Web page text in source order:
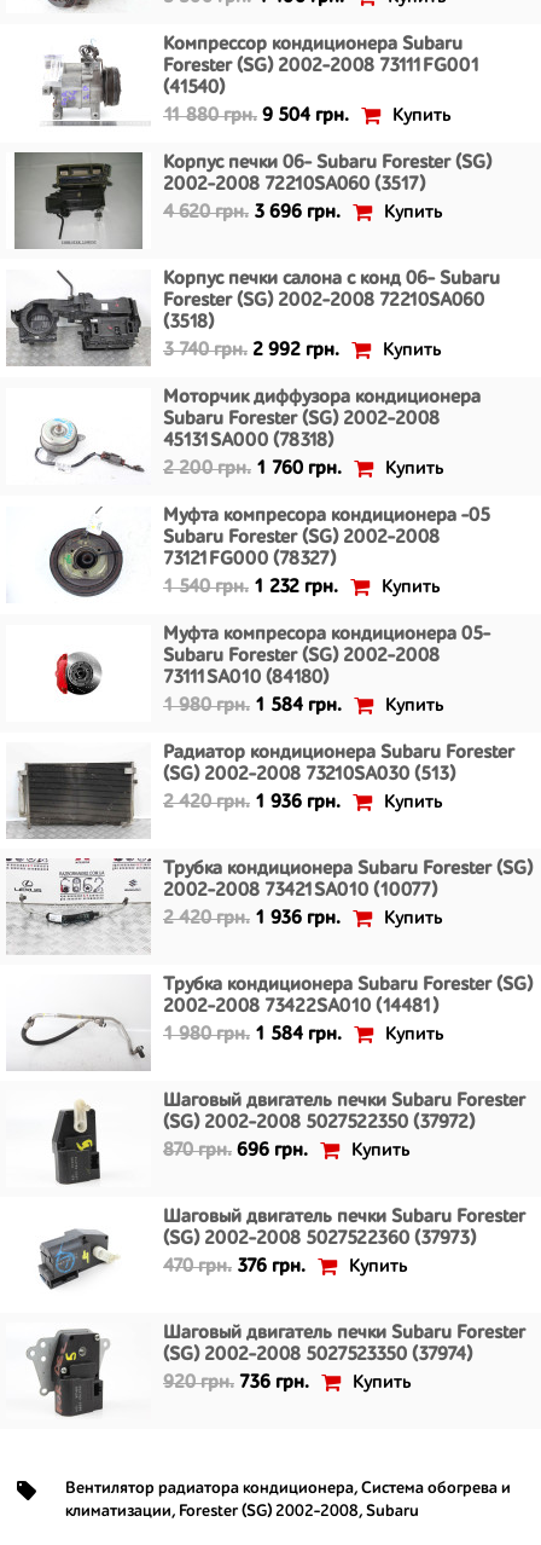
Компрессор кондиционера Subaru
Forester (SG) 2002-2008 73111FG001
(41540)
11 880 грн. 9 504 грн. Купить
Корпус печки 06- Subaru Forester (SG)
2002-2008 72210SA060 (3517)
4 620 грн. 3 696 грн. Купить
Корпус печки салона с конд 06- Subaru
Forester (SG) 2002-2008 72210SA060
(3518)
3 740 грн. 2 992 грн. Купить
Моторчик диффузора кондиционера
Subaru Forester (SG) 2002-2008
45131SA000 (78318)
2 200 грн. 1 760 грн. Купить
Муфта компресора кондиционера -05
Subaru Forester (SG) 2002-2008
73121FG000 (78327)
1 540 грн. 1 232 грн. Купить
Муфта компресора кондиционера 05-
Subaru Forester (SG) 2002-2008
73111SA010 (84180)
1 980 грн. 1 584 грн. Купить
Радиатор кондиционера Subaru Forester
(SG) 2002-2008 73210SA030 (513)
2 420 грн. 1 936 грн. Купить
Трубка кондиционера Subaru Forester (SG)
2002-2008 73421SA010 (10077)
2 420 грн. 1 936 грн. Купить
Трубка кондиционера Subaru Forester (SG)
2002-2008 73422SA010 (14481)
1 980 грн. 1 584 грн. Купить
Шаговый двигатель печки Subaru Forester
(SG) 2002-2008 5027522350 (37972)
870 грн. 696 грн. Купить
Шаговый двигатель печки Subaru Forester
(SG) 2002-2008 5027522360 (37973)
470 грн. 376 грн. Купить
Шаговый двигатель печки Subaru Forester
(SG) 2002-2008 5027523350 (37974)
920 грн. 736 грн. Купить
Вентилятор радиатора кондиционера, Система обогрева и
климатизации, Forester (SG) 2002-2008, Subaru